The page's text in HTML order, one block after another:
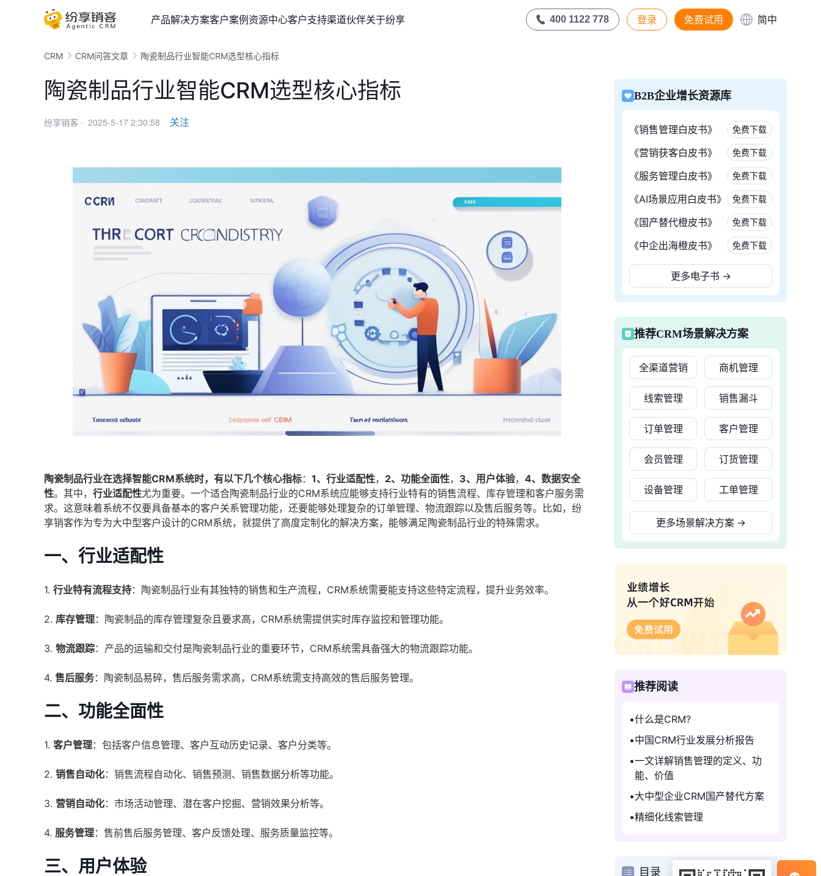
产品解决方案客户案例资源中心客户支持渠道伙伴关于纷享 400 1122 778 登录 免费试用 简中
CRM CRM问答文章 陶瓷制品行业智能CRM选型核心指标
陶瓷制品行业智能CRM选型核心指标
纷享销客 · 2025-5-17 2:30:58 关注
陶瓷制品行业在选择智能CRM系统时，有以下几个核心指标： 1、行业适配性， 2、功能全面性， 3、用户体验， 4、数据安全
性。其中， 行业适配性尤为重要。一个适合陶瓷制品行业的CRM系统应能够支持行业特有的销售流程、库存管理和客户服务需
求。这意味着系统不仅要具备基本的客户关系管理功能，还要能够处理复杂的订单管理、物流跟踪以及售后服务等。比如，纷
享销客作为专为大中型客户设计的CRM系统，就提供了高度定制化的解决方案，能够满足陶瓷制品行业的特殊需求。
一、行业适配性
1. 行业特有流程支持：陶瓷制品行业有其独特的销售和生产流程，CRM系统需要能支持这些特定流程，提升业务效率。
2. 库存管理：陶瓷制品的库存管理复杂且要求高，CRM系统需提供实时库存监控和管理功能。
3. 物流跟踪：产品的运输和交付是陶瓷制品行业的重要环节，CRM系统需具备强大的物流跟踪功能。
4. 售后服务：陶瓷制品易碎，售后服务需求高，CRM系统需支持高效的售后服务管理。
二、功能全面性
1. 客户管理：包括客户信息管理、客户互动历史记录、客户分类等。
2. 销售自动化：销售流程自动化、销售预测、销售数据分析等功能。
3. 营销自动化：市场活动管理、潜在客户挖掘、营销效果分析等。
4. 服务管理：售前售后服务管理、客户反馈处理、服务质量监控等。
三、用户体验
B2B企业增长资源库
《销售管理白皮书》 免费下载
《营销获客白皮书》 免费下载
《服务管理白皮书》 免费下载
《AI场景应用白皮书》 免费下载
《国产替代橙皮书》 免费下载
《中企出海橙皮书》 免费下载
更多电子书 →
推荐CRM场景解决方案
全渠道营销 商机管理
线索管理 销售漏斗
订单管理 客户管理
会员管理 订货管理
设备管理 工单管理
更多场景解决方案 →
推荐阅读
什么是CRM?
中国CRM行业发展分析报告
一文详解销售管理的定义、功
能、价值
大中型企业CRM国产替代方案
精细化线索管理
目录